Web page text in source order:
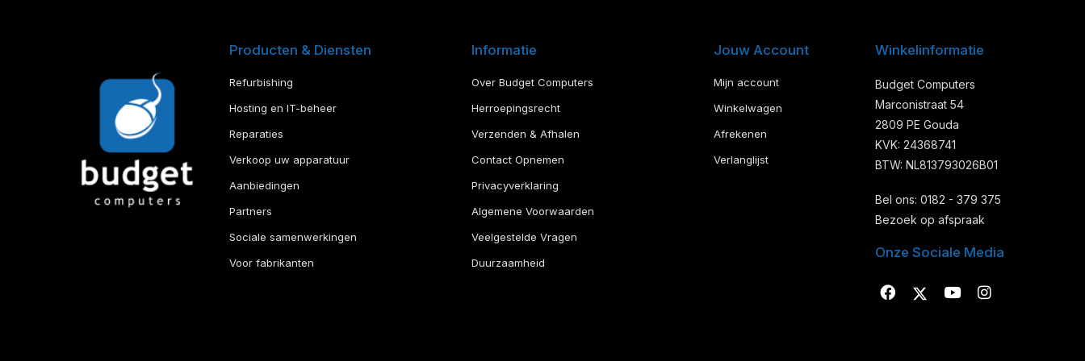
Producten & Diensten
Refurbishing
Hosting en IT-beheer
Reparaties
Verkoop uw apparatuur
Aanbiedingen
Partners
Sociale samenwerkingen
Voor fabrikanten
Informatie
Over Budget Computers
Herroepingsrecht
Verzenden & Afhalen
Contact Opnemen
Privacyverklaring
Algemene Voorwaarden
Veelgestelde Vragen
Duurzaamheid
Jouw Account
Mijn account
Winkelwagen
Afrekenen
Verlanglijst
Winkelinformatie
Budget Computers
Marconistraat 54
2809 PE Gouda
KVK: 24368741
BTW: NL813793026B01
Bel ons: 0182 - 379 375
Bezoek op afspraak
Onze Sociale Media